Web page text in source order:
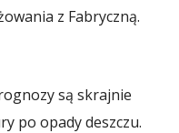
z Fabryczną.
są skrajnie
po opady deszczu.